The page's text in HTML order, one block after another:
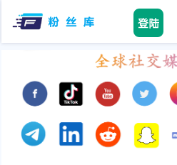
登陆
首页
tiktok